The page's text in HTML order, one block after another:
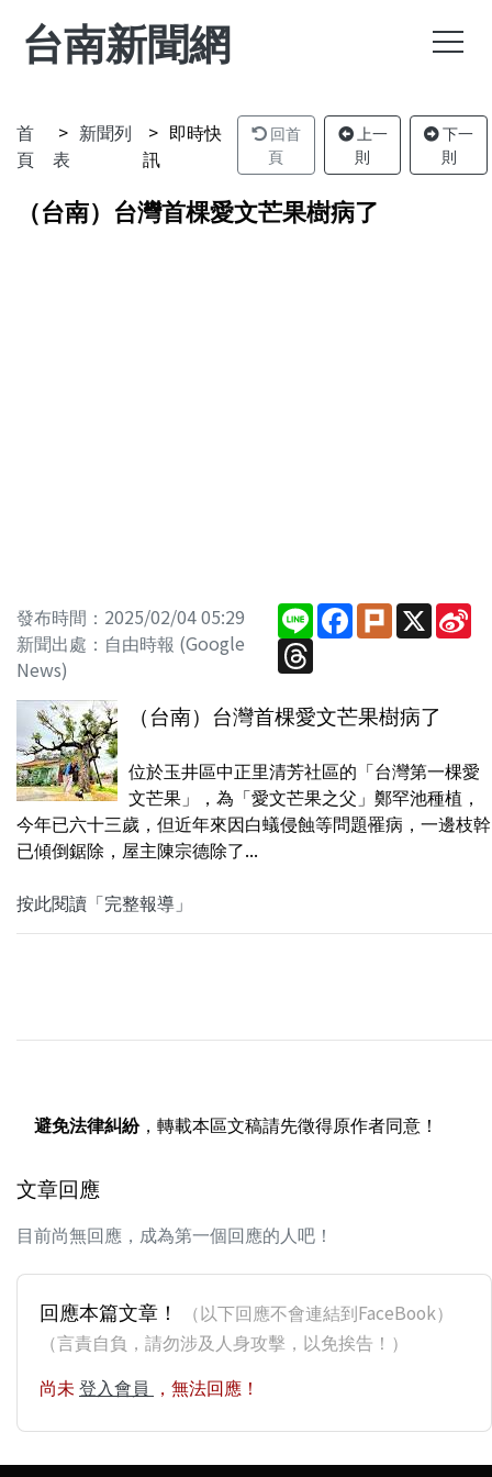
台南新聞網
首
頁
新聞列
表
即時快
訊
回首
頁
上一
則
下一
則
（台南）台灣首棵愛文芒果樹病了
發布時間：2025/02/04 05:29
新聞出處：自由時報 (Google
News)
Line Facebook
PlurkX
Threads
（台南）台灣首棵愛文芒果樹病了
位於玉井區中正里清芳社區的「台灣第一棵愛
文芒果」，為「愛文芒果之父」鄭罕池種植，
今年已六十三歲，但近年來因白蟻侵蝕等問題罹病，一邊枝幹
已傾倒鋸除，屋主陳宗德除了...
按此閱讀「完整報導」
避免法律糾紛，轉載本區文稿請先徵得原作者同意！
文章回應
目前尚無回應，成為第一個回應的人吧！
回應本篇文章！
（以下回應不會連結到FaceBook）
（言責自負，請勿涉及人身攻擊，以免挨告！）
尚未 登入會員 ，無法回應！